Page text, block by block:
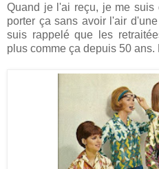
Quand je l'ai reçu, je me
porter ça sans avoir l'air
suis rappelé que les
plus comme ça depuis 50